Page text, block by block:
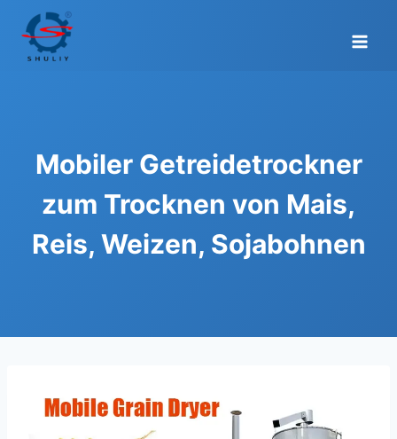
Inhalt
springen
Mobiler Getreidetrockner
zum Trocknen von Mais,
Reis, Weizen, Sojabohnen